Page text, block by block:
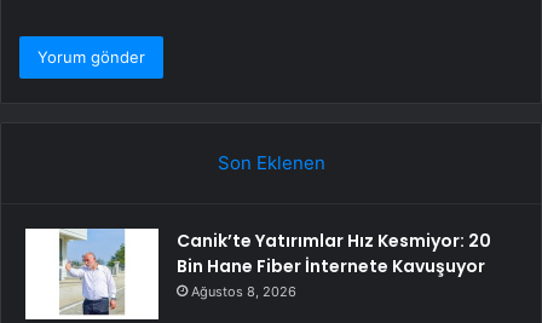
Son Eklenen
Canik’te Yatırımlar Hız Kesmiyor: 20
Bin Hane Fiber İnternete Kavuşuyor
Ağustos 8, 2026